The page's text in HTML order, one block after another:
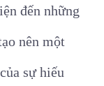
đến những
nên một
sự hiếu